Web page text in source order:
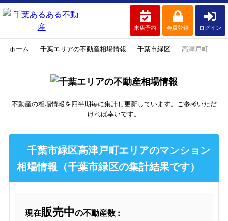
来店予約 会員登録 ログイン
ホーム 千葉エリアの不動産相場情報 千葉市緑区 高津戸町
不動産の相場情報を四半期毎に集計し更新しています。ご参考いただ
ければ幸いです。
千葉市緑区高津戸町エリアのマンション
相場情報（千葉市緑区の集計結果です）
現在販売中の不動産数 :